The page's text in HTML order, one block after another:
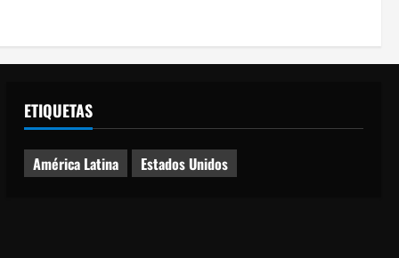
ETIQUETAS
América Latina Estados Unidos